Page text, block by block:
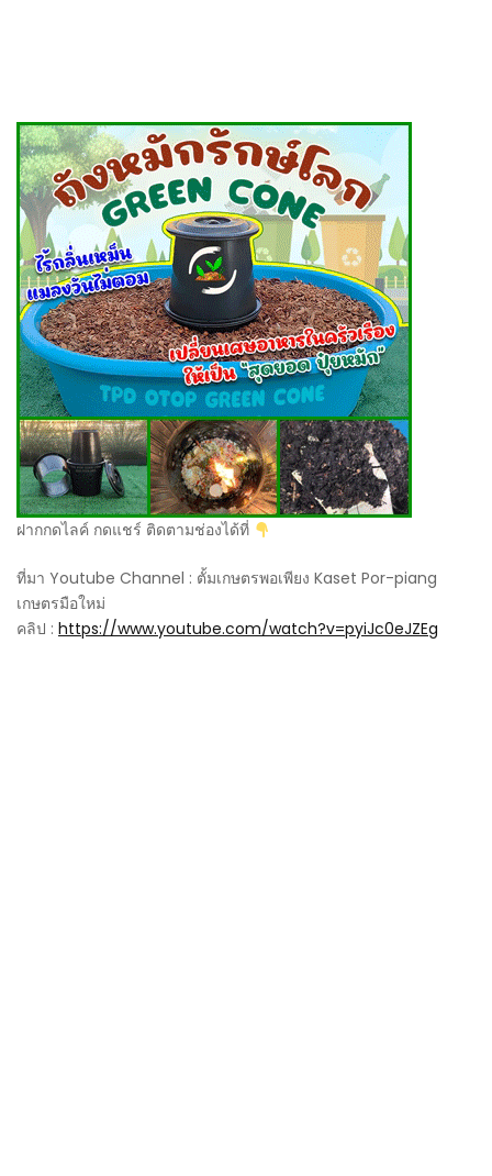
ฝากกดไลค์ กดแชร์ ติดตามช่องได้ที่
ที่มา Youtube Channel : ตั้มเกษตรพอเพียง Kaset Por-piang
เกษตรมือใหม่
คลิป : https://www.youtube.com/watch?v=pyiJc0eJZEg